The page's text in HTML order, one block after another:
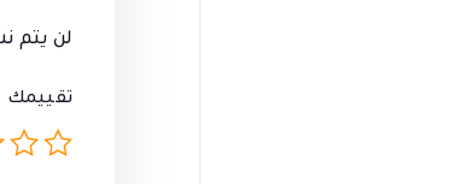
لن يتم
تقييمك